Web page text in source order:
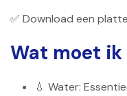
✅ Download een
Wat moet ik
💧 Water: